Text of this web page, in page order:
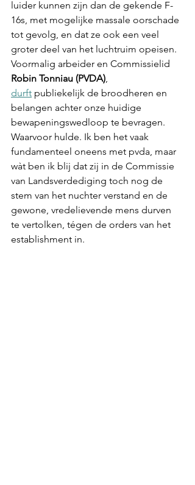
luider kunnen zijn dan de gekende F-
16s, met mogelijke massale oorschade
tot gevolg, en dat ze ook een veel
groter deel van het luchtruim opeisen.
Voormalig arbeider en Commissielid
Robin Tonniau (PVDA),
durft publiekelijk de broodheren en
belangen achter onze huidige
bewapeningswedloop te bevragen.
Waarvoor hulde. Ik ben het vaak
fundamenteel oneens met pvda, maar
wàt ben ik blij dat zij in de Commissie
van Landsverdediging toch nog de
stem van het nuchter verstand en de
gewone, vredelievende mens durven
te vertolken, tégen de orders van het
establishment in.